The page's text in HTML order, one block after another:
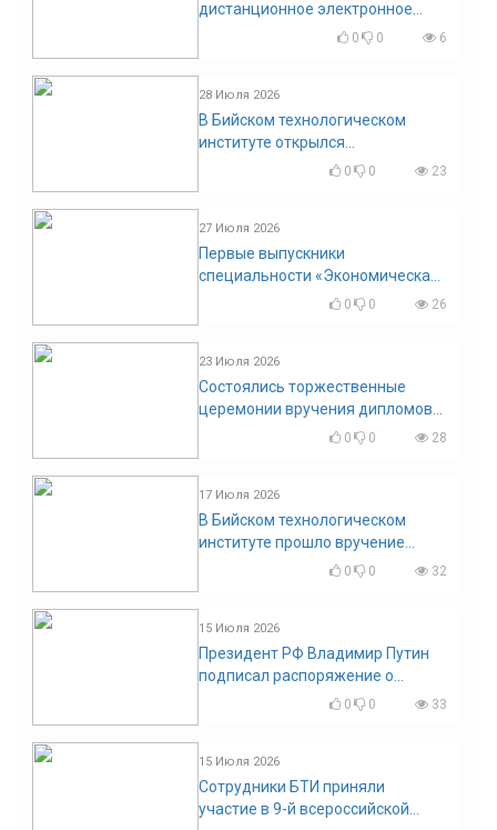
дистанционное электронное
голосование на выборы!
0 0 6
28 Июля 2026
В Бийском технологическом
институте открылся
диссертационный совет!
0 0 23
27 Июля 2026
Первые выпускники
специальности «Экономическая
0 0 26
23 Июля 2026
Состоялись торжественные
церемонии вручения дипломов
0 0 28
17 Июля 2026
В Бийском технологическом
институте прошло вручение
0 0 32
15 Июля 2026
Президент РФ Владимир Путин
подписал распоряжение о
поощрении граждан и трудовых
0 0 33
15 Июля 2026
Сотрудники БТИ приняли
участие в 9-й всероссийской